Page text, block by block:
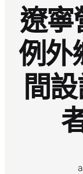
遼
例外
間